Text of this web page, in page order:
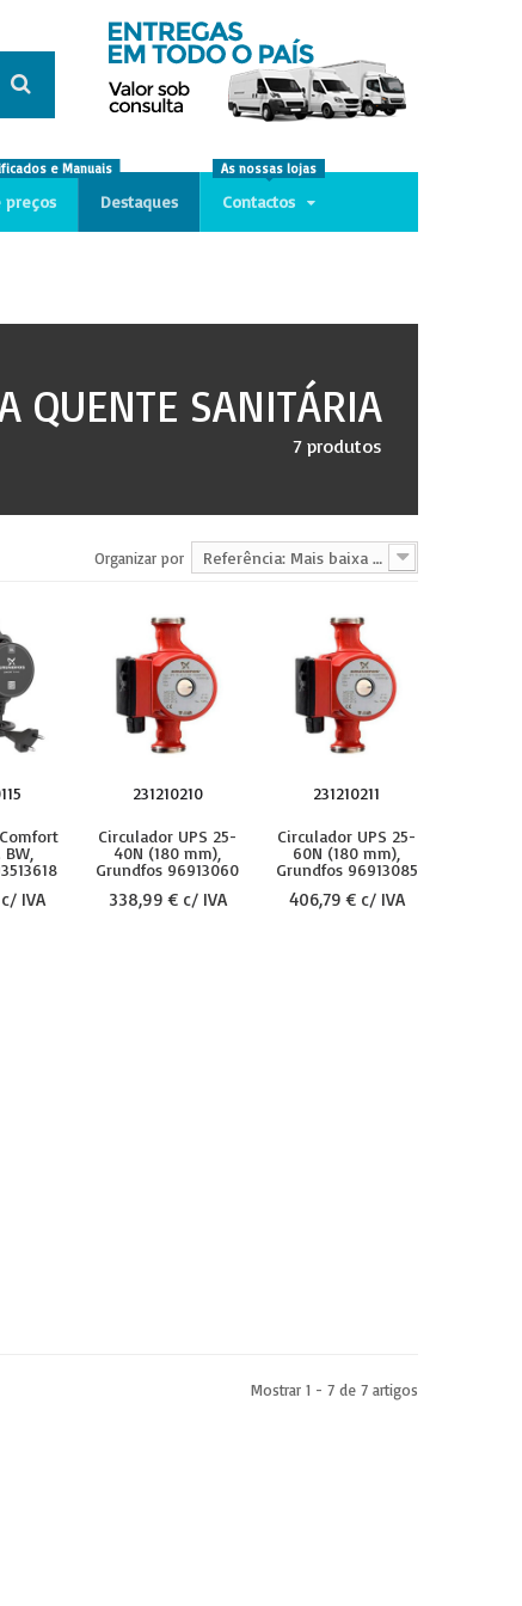
preços
e Manuais
Destaques Contactos
As nossas lojas
QUENTE SANITÁRIA
7 produtos
Organizar por Referência: Mais baixa primeiro
IVA
231210210
Circulador UPS 25-
40N (180 mm),
Grundfos 96913060
338,99 € c/ IVA
231210211
Circulador UPS 25-
60N (180 mm),
Grundfos 96913085
406,79 € c/ IVA
Mostrar 1 - 7 de 7 artigos